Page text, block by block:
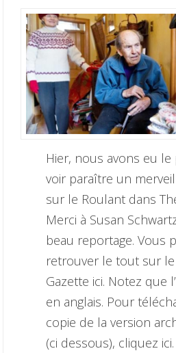
Hier, nous avons eu le
voir paraître un
sur le Roulant dans
Merci à Susan
beau reportage. Vous
retrouver le tout sur le
Gazette ici. Notez que
en anglais. Pour
copie de la version
(ci dessous), cliquez ici.